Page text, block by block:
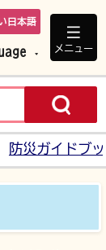
妻市ホームペ
日本語
メニュー
防災ガイドブ